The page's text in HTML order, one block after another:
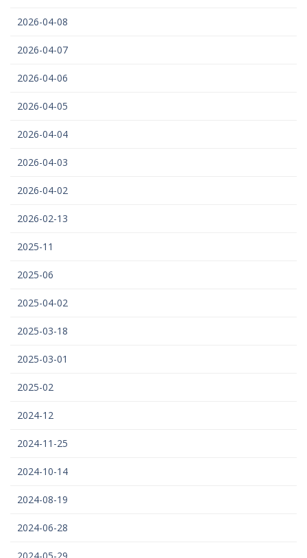
2026-04-08
2026-04-07
2026-04-06
2026-04-05
2026-04-04
2026-04-03
2026-04-02
2026-02-13
2025-11
2025-06
2025-04-02
2025-03-18
2025-03-01
2025-02
2024-12
2024-11-25
2024-10-14
2024-08-19
2024-06-28